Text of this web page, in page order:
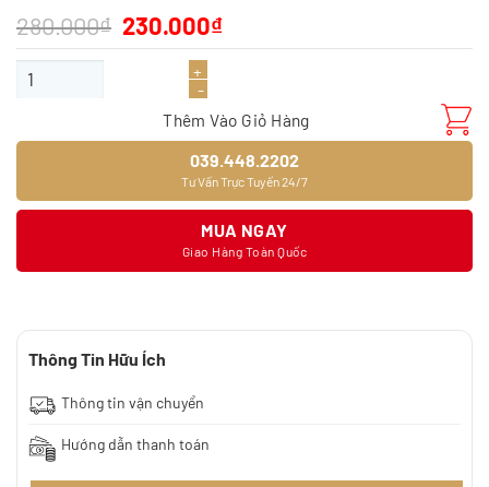
280.000₫ Giá
gốc
là:
280.000₫.
230.000₫Giá
hiện
tại
Sàn gỗ Greenwood 842 số lượng
Thêm Vào Giỏ Hàng
039.448.2202
Tư Vấn Trực Tuyến 24/7
MUA NGAY
Giao Hàng Toàn Quốc
Thông Tin Hữu Ích
Thông tin vận chuyển
Hướng dẫn thanh toán